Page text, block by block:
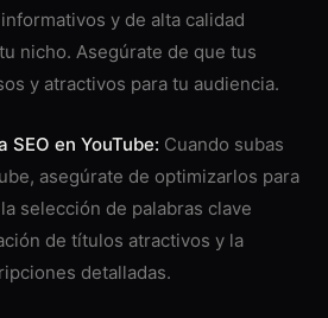
y de alta calidad
nicho. Asegúrate de que tus
y atractivos para tu audiencia.
en YouTube: Cuando subas
asegúrate de optimizarlos para
selección de palabras clave
de títulos atractivos y la
detalladas.